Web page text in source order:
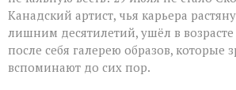
Канадский артист, чья карьера
лишним десятилетий, ушёл в возрасте
после себя галерею образов, которые
вспоминают до сих пор.